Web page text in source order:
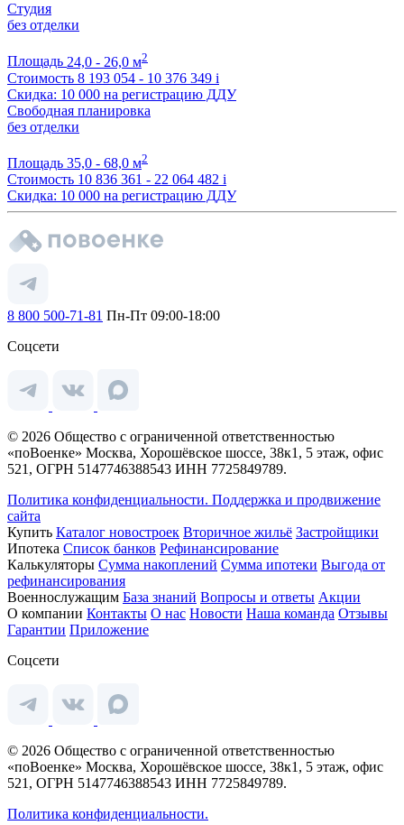
Студия
без отделки
Площадь 24,0 - 26,0 м2
Стоимость 8 193 054 - 10 376 349 i
Скидка: 10 000 на регистрацию ДДУ
Свободная планировка
без отделки
Площадь 35,0 - 68,0 м2
Стоимость 10 836 361 - 22 064 482 i
Скидка: 10 000 на регистрацию ДДУ
8 800 500-71-81 Пн-Пт 09:00-18:00
Соцсети
© 2026 Общество с ограниченной ответственностью
«поВоенке» Москва, Хорошёвское шоссе, 38к1, 5 этаж, офис
521, ОГРН 5147746388543 ИНН 7725849789.
Политика конфиденциальности. Поддержка и продвижение
сайта
Купить Каталог новостроек Вторичное жильё Застройщики
Ипотека Список банков Рефинансирование
Калькуляторы Сумма накоплений Сумма ипотеки Выгода от
рефинансирования
Военнослужащим База знаний Вопросы и ответы Акции
О компании Контакты О нас Новости Наша команда Отзывы
Гарантии Приложение
Соцсети
© 2026 Общество с ограниченной ответственностью
«поВоенке» Москва, Хорошёвское шоссе, 38к1, 5 этаж, офис
521, ОГРН 5147746388543 ИНН 7725849789.
Политика конфиденциальности.